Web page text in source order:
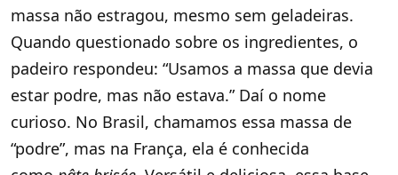
massa não estragou, mesmo sem geladeiras.
Quando questionado sobre os ingredientes, o
padeiro respondeu: “Usamos a massa que devia
estar podre, mas não estava.” Daí o nome
curioso. No Brasil, chamamos essa massa de
“podre”, mas na França, ela é conhecida